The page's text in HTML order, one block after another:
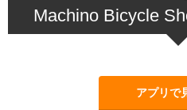
Machino Bicycle
アプリで